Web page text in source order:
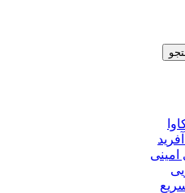
امینی